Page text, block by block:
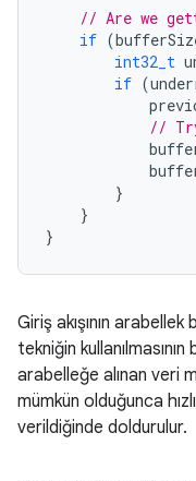
// Are we
if (
int32_t
if (
//
}
}
}
Giriş akışının
tekniğin
arabelleğe alınan veri
mümkün olduğunca
verildiğinde doldurulur.